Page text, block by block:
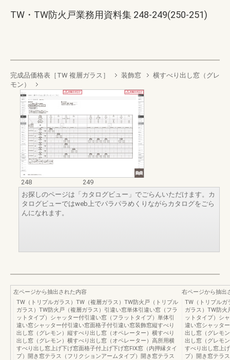
TW・TW防火戸業務用資料集 248-249(250-251)
完成品価格表［TW 複層ガラス］ 装飾窓
横すべり出し窓（グレ
モン）
248
249
お探しのページは「カタログビュー」でごらんいただけます。カ
タログビューではweb上でパラパラめくりながらカタログをごら
んになれます。
左ページから抽出された内容
TW（トリプルガラス）TW（複層ガラス）TW防火戸（トリプル
ガラス）TW防火戸（複層ガラス）引違い窓単体引違い窓（フラ
ットタイプ）シャッター付引違い窓（フラットタイプ）単体引
違い窓シャッター付引違い窓面格子付引違い窓装飾窓縦すべり
出し窓（グレモン）縦すべり出し窓（オペレーター）横すべり
出し窓（グレモン）横すべり出し窓（オペレーター）高所用横
すべり出し窓上げ下げ窓面格子付上げ下げ窓FIX窓（内押縁タイ
プ）開き窓テラス（フリクションアームタイプ）開き窓テラス
右ページから抽出
TW（トリプルガ
ガラス）TW防火
ットタイプ）シ
違い窓シャッタ
出し窓（グレモ
出し窓（グレモ
すべり出し窓上
プ）開き窓テラ